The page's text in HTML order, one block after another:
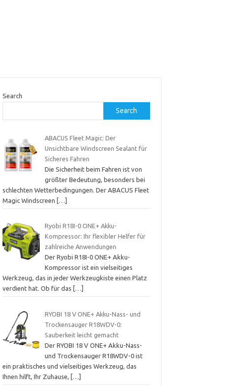
Search
Search
ABACUS Fleet Magic: Der
Unsichtbare Windscreen Sealant für
Sicheres Fahren
Die Sicherheit beim Fahren ist von
größter Bedeutung, besonders bei
schlechten Wetterbedingungen. Der ABACUS Fleet
Magic Windscreen
[…]
Ryobi R18I-0 ONE+ Akku-
Kompressor: Ihr flexibler Helfer für
zahlreiche Anwendungen
Der Ryobi R18I-0 ONE+ Akku-
Kompressor ist ein vielseitiges
Werkzeug, das in jeder Werkzeugkiste einen Platz
verdient hat. Ob für das
[…]
RYOBI 18 V ONE+ Akku-Nass- und
Trockensauger R18WDV-0:
Sauberkeit leicht gemacht
Der RYOBI 18 V ONE+ Akku-Nass-
und Trockensauger R18WDV-0 ist
ein praktisches und vielseitiges Werkzeug, das
Ihnen hilft, Ihr Zuhause,
[…]